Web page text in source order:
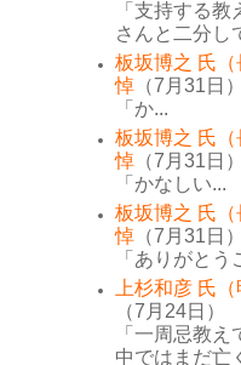
「支持する
さんと二分し
板坂博之 氏
悼 （7月31日）
「か...
板坂博之 氏
悼 （7月31日）
「かなしい...
板坂博之 氏
悼 （7月31日）
「ありがと
上杉和彦 氏
（7月24日）
「一周忌教
中ではまだ亡